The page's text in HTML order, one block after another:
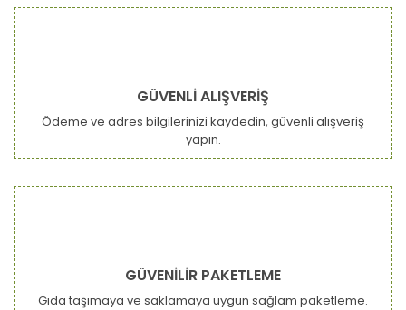
GÜVENLİ ALIŞVERİŞ
Ödeme ve adres bilgilerinizi kaydedin, güvenli alışveriş
yapın.
GÜVENİLİR PAKETLEME
Gıda taşımaya ve saklamaya uygun sağlam paketleme.